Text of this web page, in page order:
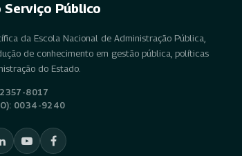
Serviço Público
da Escola Nacional de Administração Pública,
de conhecimento em gestão pública, políticas
do Estado.
2357-8017
0034-9240